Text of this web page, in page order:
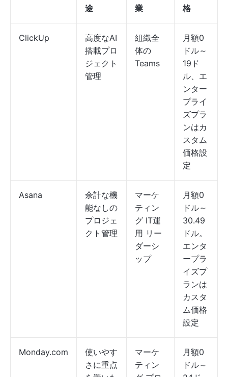
途
業
格
ClickUp
高度なAI
搭載プロ
ジェクト
管理
組織全
体の
Teams
月額0
ドル～
19ド
ル、エ
ンター
プライ
ズプラ
ンはカ
スタム
価格設
定
Asana
余計な機
能なしの
プロジェ
クト管理
マーケ
ティン
グ IT運
用 リー
ダーシ
ップ
月額0
ドル～
30.49
ドル。
エンタ
ープラ
イズプ
ランは
カスタ
ム価格
設定
Monday.com
使いやす
さに重点
マーケ
ティン
月額0
ドル～